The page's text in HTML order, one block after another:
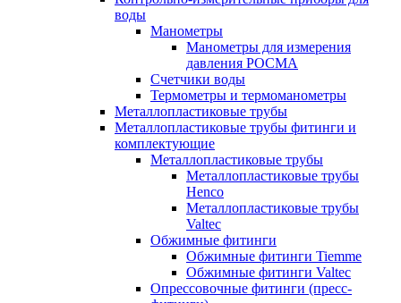
воды
Манометры
Манометры для измерения
давления РОСМА
Счетчики воды
Термометры и термоманометры
Металлопластиковые трубы
Металлопластиковые трубы фитинги и
комплектующие
Металлопластиковые трубы
Металлопластиковые трубы
Henco
Металлопластиковые трубы
Valtec
Обжимные фитинги
Обжимные фитинги Tiemme
Обжимные фитинги Valtec
Опрессовочные фитинги (пресс-